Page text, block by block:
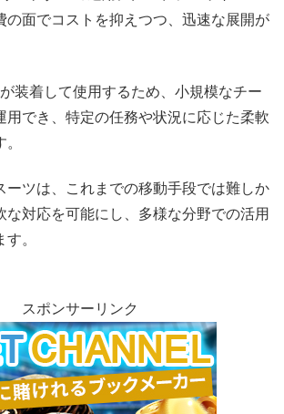
の面でコストを抑えつつ、迅速な展開が
装着して使用するため、小規模なチー
用でき、特定の任務や状況に応じた柔軟
ーツは、これまでの移動手段では難しか
な対応を可能にし、多様な分野での活用
。
スポンサーリンク